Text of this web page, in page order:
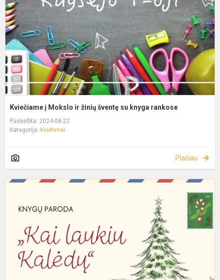
Kviečiame į Mokslo ir žinių šventę su knyga rankose
Paskelbta: 2024-08-22
Kategorija: Kvietimai
Plačiau